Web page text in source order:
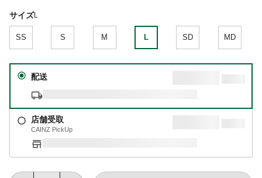
サイズL
SS S M L SD MD
配送
店舗受取
CAINZ PickUp